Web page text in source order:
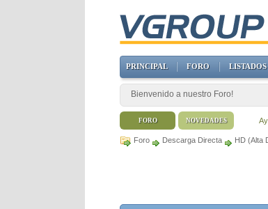
Foro Descarga Directa HD (Alta
PRINCIPAL FORO
Bienvenido a nuestro Foro!
FORO NOVEDADES